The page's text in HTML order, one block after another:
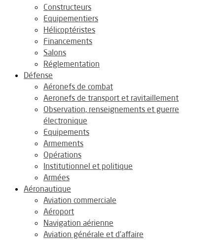
Constructeurs
Equipementiers
Hélicoptéristes
Financements
Salons
Réglementation
Défense
Aéronefs de combat
Aeronefs de transport et ravitaillement
Observation, renseignements et guerre
électronique
Equipements
Armements
Opérations
Institutionnel et politique
Armées
Aéronautique
Aviation commerciale
Aéroport
Navigation aérienne
Aviation générale et d’affaire